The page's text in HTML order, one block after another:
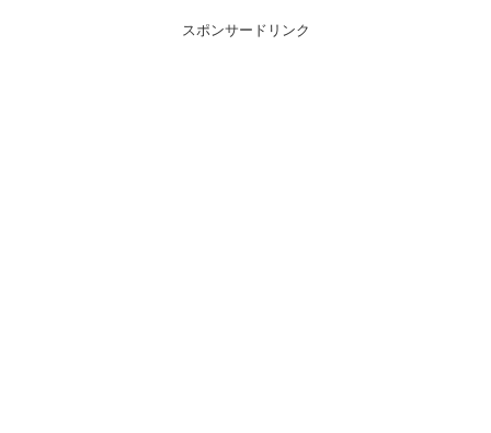
スポンサードリンク